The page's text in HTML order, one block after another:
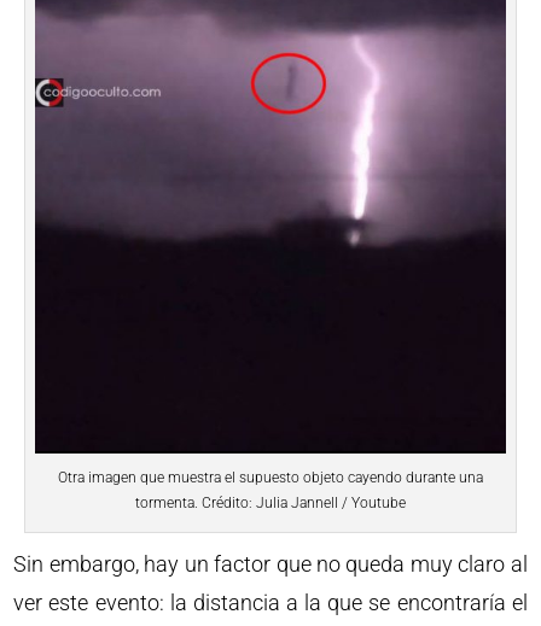
Otra imagen que muestra el supuesto objeto cayendo durante una
tormenta. Crédito: Julia Jannell / Youtube
Sin embargo, hay un factor que no queda muy claro al
ver este evento: la distancia a la que se encontraría el